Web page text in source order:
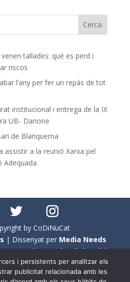
tallades: què es perd i
riscos
l’any per fer un repàs de tot
institucional i entrega de la IX
UB- Danone
de Blanquerna
assistir a la reunió Xarxa pel
Adequada
by CoDiNuCat
| Dissenyat per Media Needs
aCoDiNuCat |Avís legal|
per cookies
i persistents per analitzar els
publicitat relacionada amb les